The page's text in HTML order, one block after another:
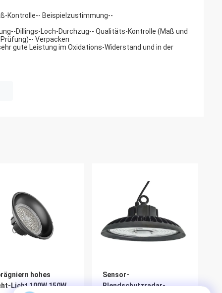
Kontrolle-- Beispielzustimmung--
Dillings-Loch-Durchzug-- Qualitäts-Kontrolle (Maß und
Verpacken
gute Leistung im Oxidations-Widerstand und in der
hohes
Licht 100W 150W
Sensor-
Blendschutzradar-